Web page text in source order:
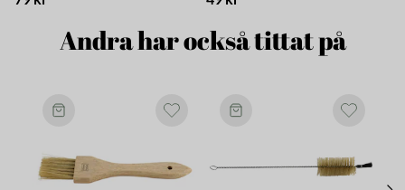
Andra har också tittat på